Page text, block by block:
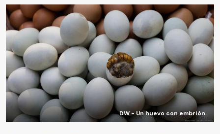
DW - Un huevo con embrión.